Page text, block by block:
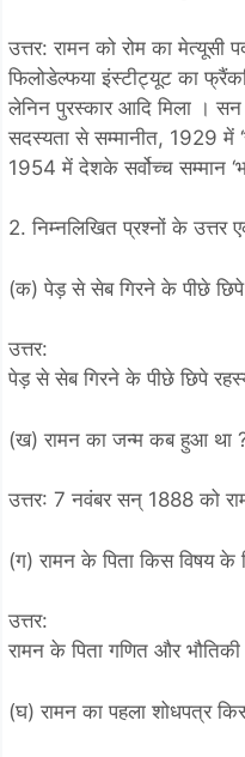
उत्तर: रामन को रोम का
फिलोडेल्फया इंस्टीट्यूट का
लेनिन पुरस्कार आदि मिला ।
सदस्यता से सम्मानीत, 1929 में
1954 में देशके सर्वोच्च सम्मान
2. निम्नलिखित प्रश्नों के उत्तर
(क) पेड़ से सेब गिरने के पीछे
उत्तर:
पेड़ से सेब गिरने के पीछे छिपे
(ख) रामन का जन्म कब हुआ था ?
उत्तर: 7 नवंबर सन् 1888 को
(ग) रामन के पिता किस विषय के
उत्तर:
रामन के पिता गणित और भौतिकी
(घ) रामन का पहला शोधपत्र